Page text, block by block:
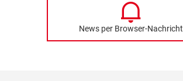
News per Browser-Nachricht